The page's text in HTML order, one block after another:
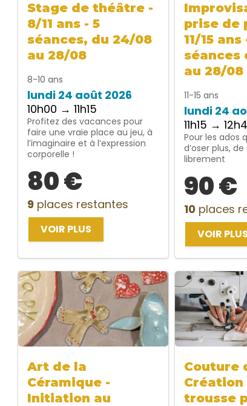
Stage de théâtre -
8/11 ans - 5
séances, du 24/08
au 28/08
8-10 ans
lundi 24 août 2026
10h00 → 11h15
Profitez des vacances pour
faire une vraie place au jeu, à
l’imaginaire et à l’expression
corporelle !
80 €
9 places restantes
VOIR PLUS
prise de
11/15 ans
séances
au 28/08
11-15 ans
lundi 24
11h15 →
Pour les ados
d’oser plus,
librement
90 €
10 places
VOIR PLUS
Art de la
Céramique -
Initiation au
Couture
Création
trousse